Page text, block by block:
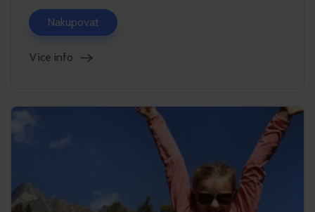
Nakupovat
Více info